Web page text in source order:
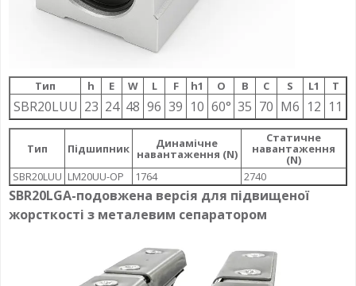
Тип h E W L F h1 О B C S L1 T
SBR20LUU 23 24 48 96 39 10 60° 35 70 M6 12 11
Тип Підшипник Динамічне
навантаження (N)
Статичне
навантаження
(N)
SBR20LUU LM20UU-OP 1764 2740
SBR20LGA-подовжена версія для підвищеної
жорсткості з металевим сепаратором